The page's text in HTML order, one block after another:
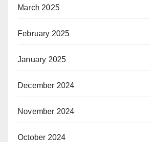
March 2025
February 2025
January 2025
December 2024
November 2024
October 2024